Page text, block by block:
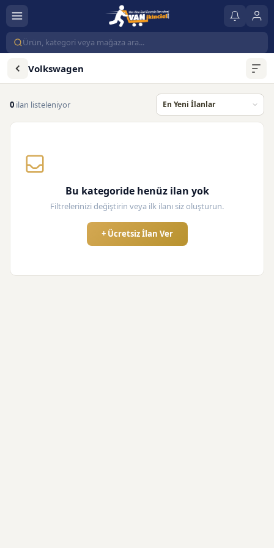
Volkswagen
0 ilan listeleniyor
Bu kategoride henüz ilan yok
Filtrelerinizi değiştirin veya ilk ilanı siz oluşturun.
+ Ücretsiz İlan Ver